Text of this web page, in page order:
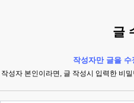
글
작성자만 글을
작성자 본인이라면, 글 작성시 입력한 비